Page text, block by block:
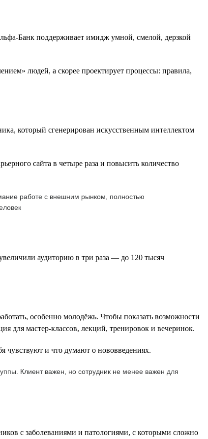
Банк поддерживает имидж умной, смелой, дерзкой
людей, а скорее проектирует процессы: правила,
который сгенерирован искусственным интеллектом
сайта в четыре раза и повысить количество
работе с внешним рынком, полностью
аудиторию в три раза — до 120 тысяч
особенно молодёжь. Чтобы показать возможности
для мастер-классов, лекций, тренировок и вечеринок.
чувствуют и что думают о нововведениях.
Клиент важен, но сотрудник не менее важен для
с заболеваниями и патологиями, с которыми сложно